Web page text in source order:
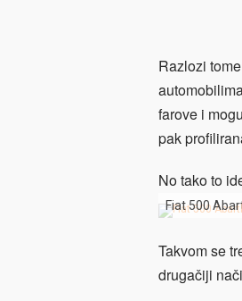
Razlozi
farove i
pak
No tako to
Fiat 500
Takvom se
drugačiji